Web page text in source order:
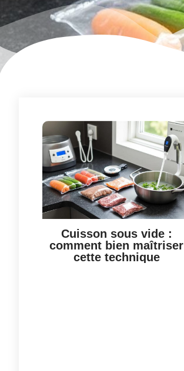
Cuisson sous vide :
comment bien maîtriser
cette technique